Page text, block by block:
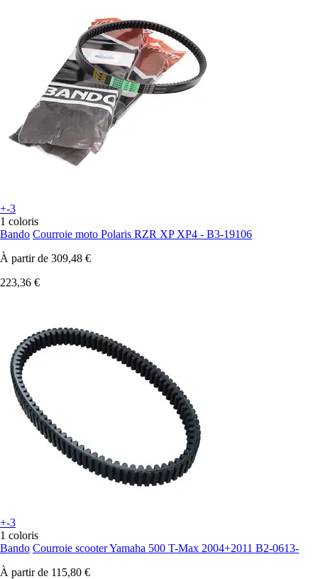
+-3
1 coloris
Bando Courroie moto Polaris RZR XP XP4 - B3-19106
À partir de 309,48 €
223,36 €
+-3
1 coloris
Bando Courroie scooter Yamaha 500 T-Max 2004+2011 B2-0613-
À partir de 115,80 €